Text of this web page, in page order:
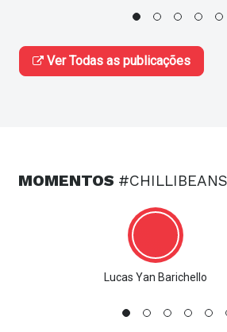
Ver Todas as publicações
MOMENTOS
Lucas Yan Barichello